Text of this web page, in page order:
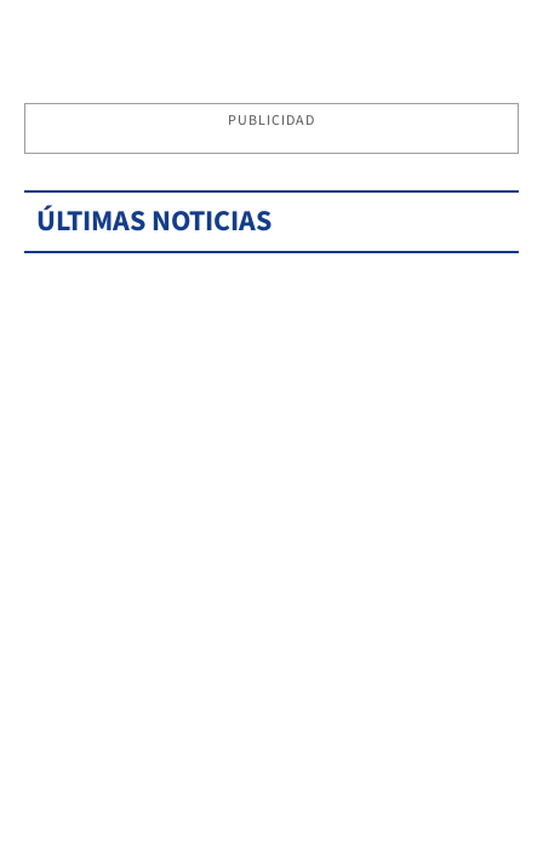
PUBLICIDAD
ÚLTIMAS NOTICIAS